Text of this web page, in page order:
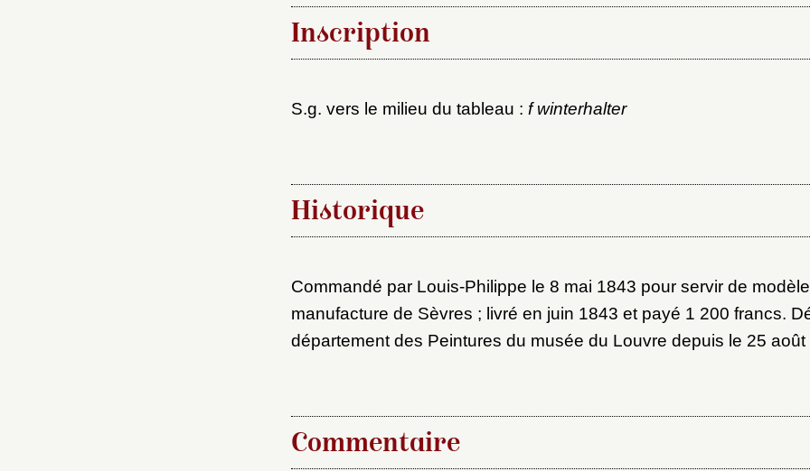
Inscription
S.g. vers le milieu du tableau : f winterhalter
Historique
Commandé par Louis-Philippe le 8 mai 1843 pour servir de
manufacture de Sèvres ; livré en juin 1843 et payé 1 200 francs.
département des Peintures du musée du Louvre depuis le 25 août
Commentaire
Valider
Nouveau dossier
Créer et ajouter
Courriel
Envoyer
Vous avez oublié votre mot de passe ? Cliquez ici